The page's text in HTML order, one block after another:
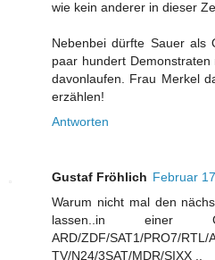
wie kein anderer in dieser
Nebenbei dürfte Sauer als
paar hundert
davonlaufen. Frau Merkel
erzählen!
Antworten
Gustaf Fröhlich Februar
Warum nicht mal den
lassen..in einer
ARD/ZDF/SAT1/PRO7/RTL/
TV/N24/3SAT/MDR/SIXX ..